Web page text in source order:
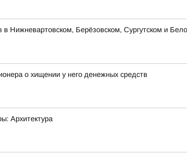
Нижневартовском, Берёзовском, Сургутском и
о хищении у него денежных средств
Архитектура